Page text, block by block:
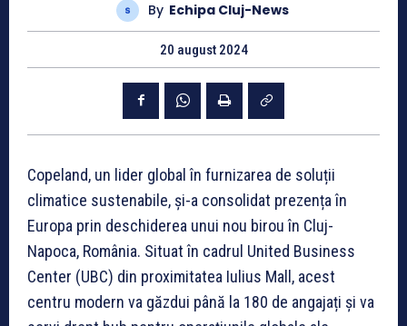
By Echipa Cluj-News
20 august 2024
Copeland, un lider global în furnizarea de soluții
climatice sustenabile, și-a consolidat prezența în
Europa prin deschiderea unui nou birou în Cluj-
Napoca, România. Situat în cadrul United Business
Center (UBC) din proximitatea Iulius Mall, acest
centru modern va găzdui până la 180 de angajați și va